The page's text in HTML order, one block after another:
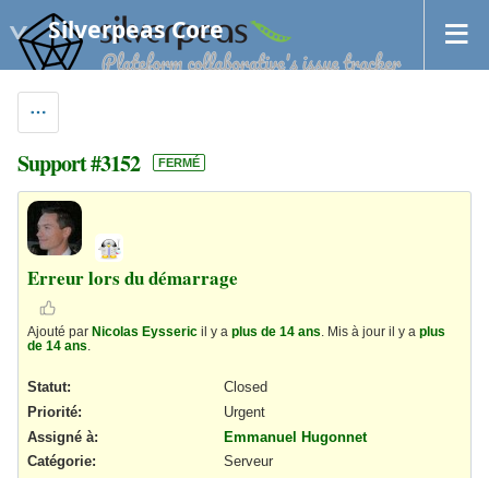
Silverpeas Core
Support #3152 FERMÉ
Erreur lors du démarrage
Ajouté par Nicolas Eysseric il y a plus de 14 ans . Mis à jour il y a plus
de 14 ans
Statut:
Closed
Priorité:
Urgent
Assigné à:
Emmanuel Hugonnet
Catégorie:
Serveur